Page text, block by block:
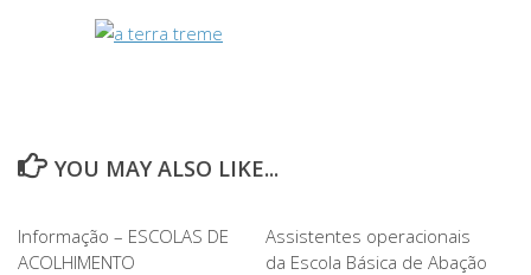
YOU MAY ALSO LIKE...
Informação – ESCOLAS DE
ACOLHIMENTO
Assistentes operacionais
da Escola Básica de Abação